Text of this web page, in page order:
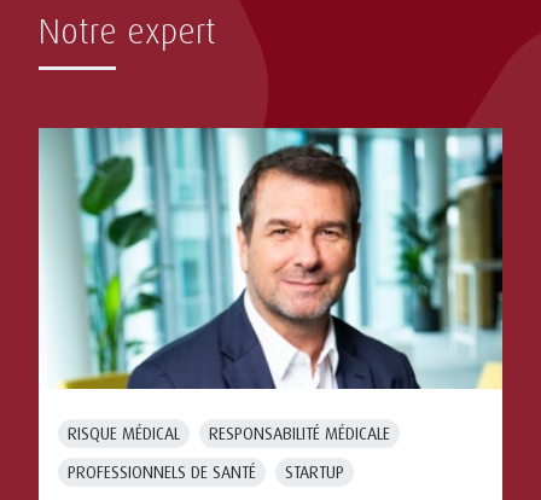
Notre expert
RISQUE MÉDICAL
RESPONSABILITÉ MÉDICALE
PROFESSIONNELS DE SANTÉ
STARTUP